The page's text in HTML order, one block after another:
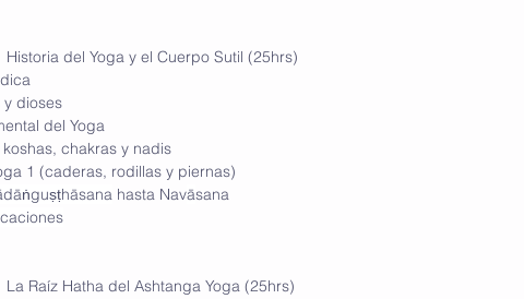
del Yoga y el Cuerpo Sutil (25hrs)
y dioses
del Yoga
koshas, chakras y nadis
1 (caderas, rodillas y piernas)
hasta Navāsana
Raíz Hatha del Ashtanga Yoga (25hrs)